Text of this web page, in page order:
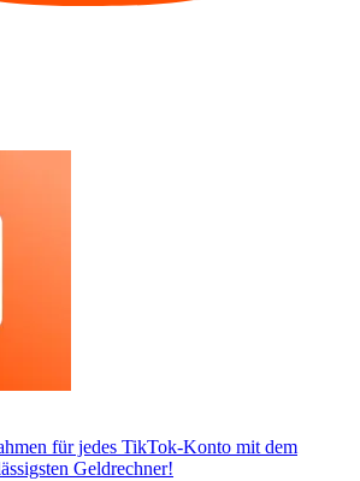
für jedes TikTok-Konto mit dem
Geldrechner!